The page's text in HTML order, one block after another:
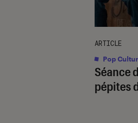
Séance
pépites
ARTICLE
Pop